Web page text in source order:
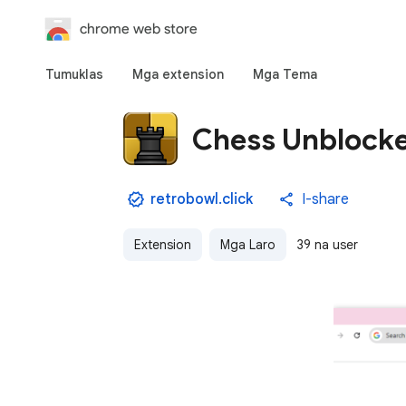
chrome web store
Tumuklas Mga extension Mga Tema
Chess
retrobowl.click I-share
Extension Mga Laro 39 na user